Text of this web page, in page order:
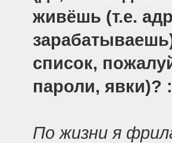
живёшь (т.е.
список,
пароли, явки)?
По жизни я